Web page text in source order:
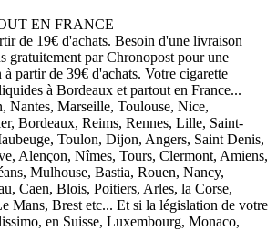
EN FRANCE
de 19€ d'achats. Besoin d'une livraison
gratuitement par Chronopost pour une
partir de 39€ d'achats. Votre cigarette
à Bordeaux et partout en France...
Nantes, Marseille, Toulouse, Nice,
Bordeaux, Reims, Rennes, Lille, Saint-
Toulon, Dijon, Angers, Saint Denis,
Alençon, Nîmes, Tours, Clermont, Amiens,
Mulhouse, Bastia, Rouen, Nancy,
Caen, Blois, Poitiers, Arles, la Corse,
Mans, Brest etc... Et si la législation de votre
en Suisse, Luxembourg, Monaco,